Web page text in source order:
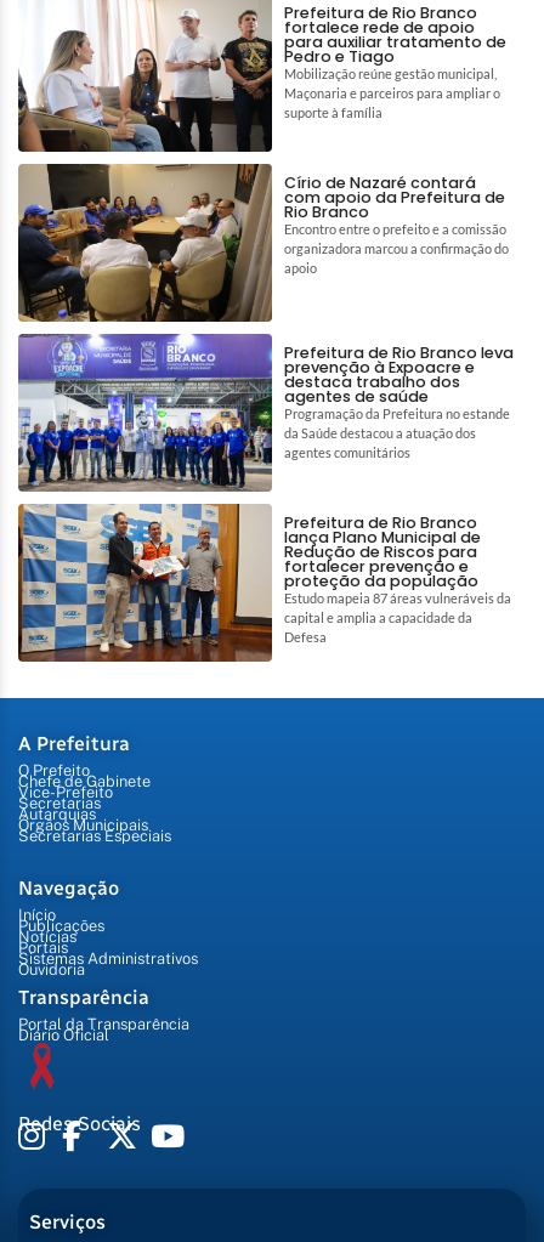
Prefeitura de Rio Branco
fortalece rede de apoio
para auxiliar tratamento de
Pedro e Tiago
Mobilização reúne gestão municipal,
Maçonaria e parceiros para ampliar o
suporte à família
Círio de Nazaré contará
com apoio da Prefeitura de
Rio Branco
Encontro entre o prefeito e a comissão
organizadora marcou a confirmação do
apoio
Prefeitura de Rio Branco leva
prevenção à Expoacre e
destaca trabalho dos
agentes de saúde
Programação da Prefeitura no estande
da Saúde destacou a atuação dos
agentes comunitários
Prefeitura de Rio Branco
lança Plano Municipal de
Redução de Riscos para
fortalecer prevenção e
proteção da população
Estudo mapeia 87 áreas vulneráveis da
capital e amplia a capacidade da
Defesa
A Prefeitura
O Prefeito
Chefe de Gabinete
Vice-Prefeito
Secretarias
Autarquias
Órgãos Municipais
Secretarias Especiais
Navegação
Início
Publicações
Notícias
Portais
Sistemas Administrativos
Ouvidoria
Transparência
Portal da Transparência
Diário Oficial
Redes Sociais
Serviços